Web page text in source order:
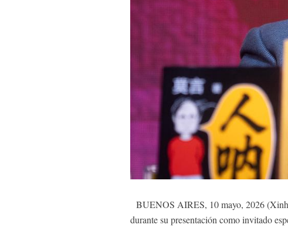
BUENOS AIRES, 10 mayo, 2026
durante su presentación como invitado